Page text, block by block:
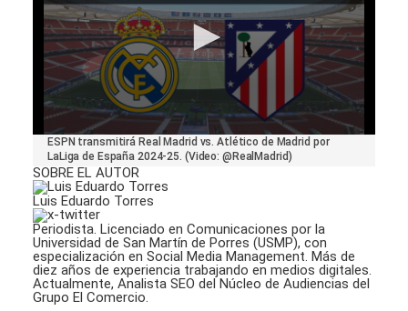
seconds
of
26
seconds
ESPN transmitirá Real Madrid vs. Atlético de Madrid por
LaLiga de España 2024-25. (Video: @RealMadrid)
SOBRE EL AUTOR
Luis Eduardo Torres
Periodista. Licenciado en Comunicaciones por la
Universidad de San Martín de Porres (USMP), con
especialización en Social Media Management. Más de
diez años de experiencia trabajando en medios digitales.
Actualmente, Analista SEO del Núcleo de Audiencias del
Grupo El Comercio.